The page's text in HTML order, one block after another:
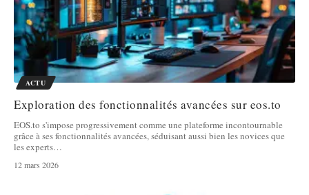
ACTU
Exploration des fonctionnalités avancées sur eos.to
EOS.to s'impose progressivement comme une plateforme incontournable
grâce à ses fonctionnalités avancées, séduisant aussi bien les novices que
les experts…
12 mars 2026